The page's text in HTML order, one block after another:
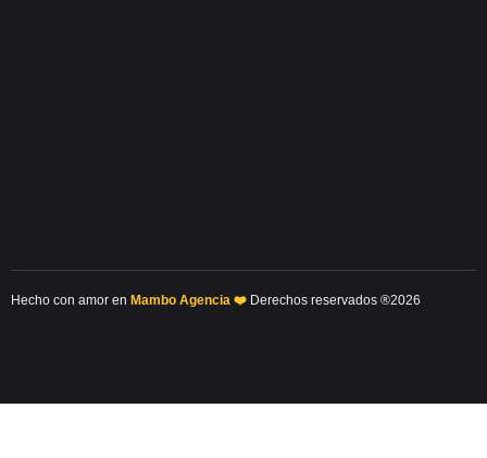
Hecho con amor en Mambo Agencia ❤️ Derechos reservados ®2026